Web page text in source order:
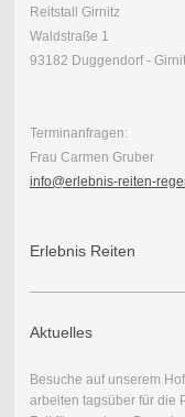
Reitstall Girnitz
Waldstraße 1
93182 Duggendorf -
Terminanfragen:
Frau Carmen Gruber
info@erlebnis-reiten-
Erlebnis Reiten
Aktuelles
Besuche auf unserem
arbeiten tagsüber für die